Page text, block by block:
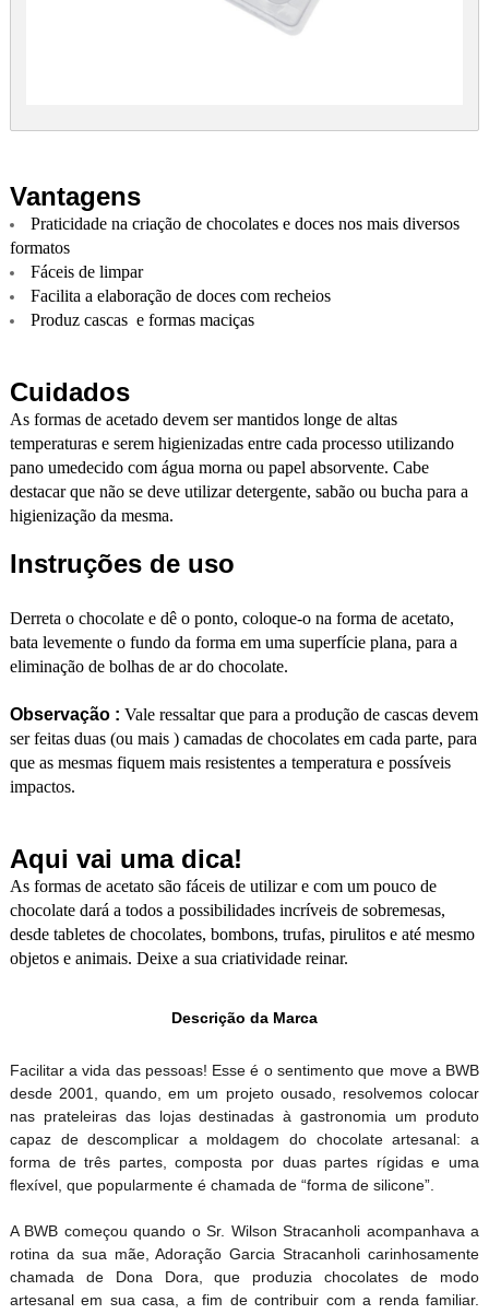
Vantagens
Praticidade na criação de chocolates e doces nos mais diversos
formatos
Fáceis de limpar
Facilita a elaboração de doces com recheios
Produz cascas e formas maciças
Cuidados
As formas de acetado devem ser mantidos longe de altas
temperaturas e serem higienizadas entre cada processo utilizando
pano umedecido com água morna ou papel absorvente. Cabe
destacar que não se deve utilizar detergente, sabão ou bucha para a
higienização da mesma.
Instruções de uso
Derreta o chocolate e dê o ponto, coloque-o na forma de acetato,
bata levemente o fundo da forma em uma superfície plana, para a
eliminação de bolhas de ar do chocolate.
Observação : Vale ressaltar que para a produção de cascas devem
ser feitas duas (ou mais ) camadas de chocolates em cada parte, para
que as mesmas fiquem mais resistentes a temperatura e possíveis
impactos.
Aqui vai uma dica!
As formas de acetato são fáceis de utilizar e com um pouco de
chocolate dará a todos a possibilidades incríveis de sobremesas,
desde tabletes de chocolates, bombons, trufas, pirulitos e até mesmo
objetos e animais. Deixe a sua criatividade reinar.
Descrição da Marca
Facilitar a vida das pessoas! Esse é o sentimento que move a BWB
desde 2001, quando, em um projeto ousado, resolvemos colocar
nas prateleiras das lojas destinadas à gastronomia um produto
capaz de descomplicar a moldagem do chocolate artesanal: a
forma de três partes, composta por duas partes rígidas e uma
flexível, que popularmente é chamada de “forma de silicone”.
A BWB começou quando o Sr. Wilson Stracanholi acompanhava a
rotina da sua mãe, Adoração Garcia Stracanholi carinhosamente
chamada de Dona Dora, que produzia chocolates de modo
artesanal em sua casa, a fim de contribuir com a renda familiar.